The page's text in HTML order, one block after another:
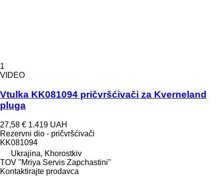
1
VIDEO
Vtulka KK081094 pričvršćivači za Kverneland
pluga
27,58 € 1.419 UAH
Rezervni dio - pričvršćivači
KK081094
Ukrajina, Khorostkiv
TOV "Mriya Servis Zapchastini"
Kontaktirajte prodavca